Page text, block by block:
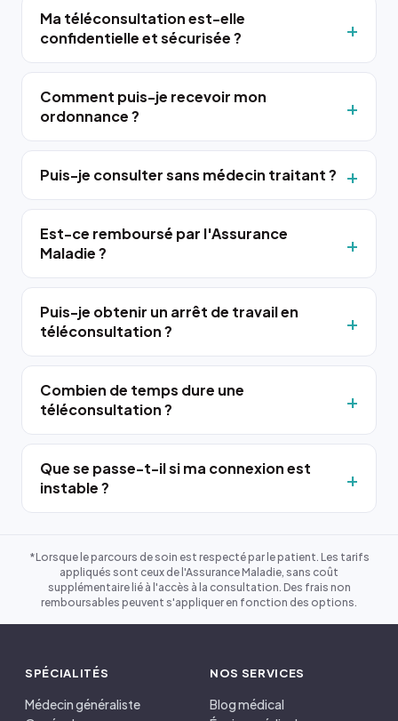
Ma téléconsultation est-elle
confidentielle et sécurisée ?
Comment puis-je recevoir mon
ordonnance ?
Puis-je consulter sans médecin traitant ?
Est-ce remboursé par l'Assurance
Maladie ?
Puis-je obtenir un arrêt de travail en
téléconsultation ?
Combien de temps dure une
téléconsultation ?
Que se passe-t-il si ma connexion est
instable ?
*Lorsque le parcours de soin est respecté par le patient. Les tarifs
appliqués sont ceux de l'Assurance Maladie, sans coût
supplémentaire lié à l'accès à la consultation. Des frais non
remboursables peuvent s'appliquer en fonction des options.
SPÉCIALITÉS
Médecin généraliste
NOS SERVICES
Blog médical